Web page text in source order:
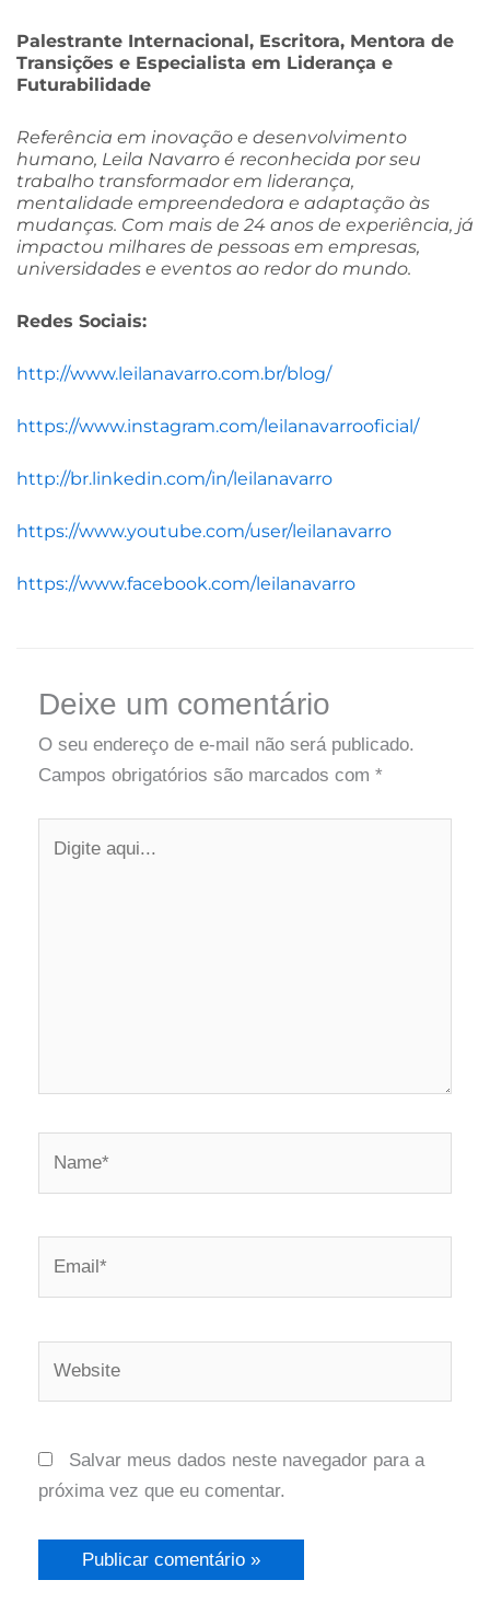
Palestrante Internacional, Escritora, Mentora de
Transições e Especialista em Liderança e
Futurabilidade
Referência em inovação e desenvolvimento
humano, Leila Navarro é reconhecida por seu
trabalho transformador em liderança,
mentalidade empreendedora e adaptação às
mudanças. Com mais de 24 anos de experiência, já
impactou milhares de pessoas em empresas,
universidades e eventos ao redor do mundo.
Redes Sociais:
http://www.leilanavarro.com.br/blog/
https://www.instagram.com/leilanavarrooficial/
http://br.linkedin.com/in/leilanavarro
https://www.youtube.com/user/leilanavarro
https://www.facebook.com/leilanavarro
Deixe um comentário
O seu endereço de e-mail não será publicado.
Campos obrigatórios são marcados com *
aqui...
Salvar meus dados neste navegador para a
próxima vez que eu comentar.